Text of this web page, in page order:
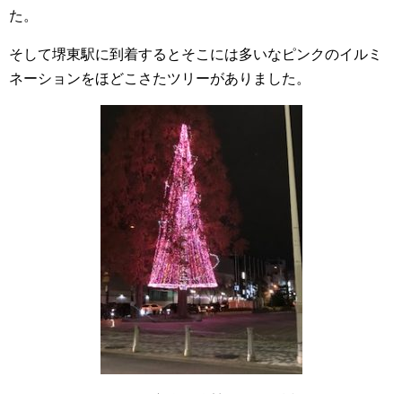
た。
そして堺東駅に到着するとそこには多いなピンクのイルミ
ネーションをほどこさたツリーがありました。